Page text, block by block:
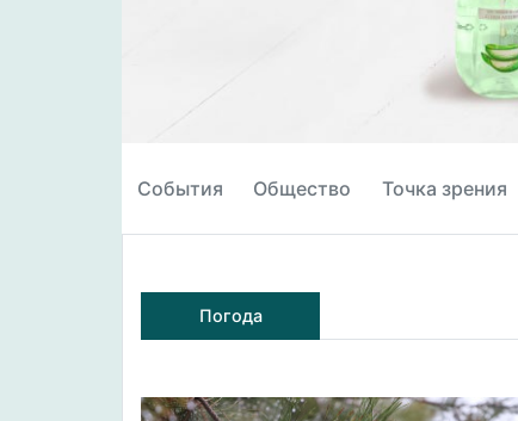
События Общество Точка зрения
Погода